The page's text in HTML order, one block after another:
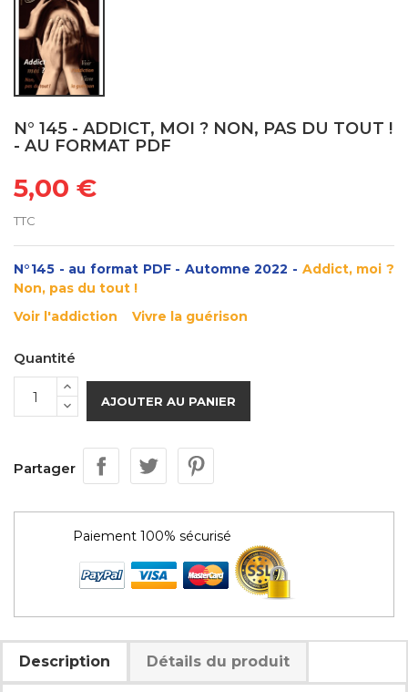
N° 145 - ADDICT, MOI ? NON, PAS DU TOUT !
- AU FORMAT PDF
5,00 €
TTC
N°145 - au format PDF - Automne 2022 - Addict, moi ?
Non, pas du tout !
Voir l'addiction Vivre la guérison
Quantité
AJOUTER AU PANIER
Partager
Paiement 100% sécurisé
Description Détails du produit